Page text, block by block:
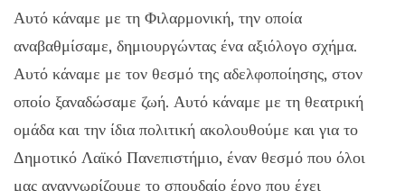
Αυτό κάναμε με τη Φιλαρμονική, την οποία
αναβαθμίσαμε, δημιουργώντας ένα αξιόλογο σχήμα.
Αυτό κάναμε με τον θεσμό της αδελφοποίησης, στον
οποίο ξαναδώσαμε ζωή. Αυτό κάναμε με τη θεατρική
ομάδα και την ίδια πολιτική ακολουθούμε και για το
Δημοτικό Λαϊκό Πανεπιστήμιο, έναν θεσμό που όλοι
μας αναγνωρίζουμε το σπουδαίο έργο που έχει